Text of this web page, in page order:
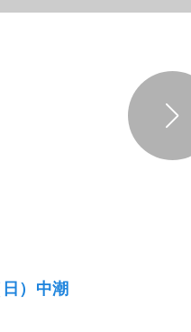
）中潮